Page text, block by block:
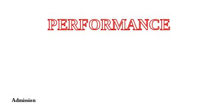
PERFORMANCE
Admission